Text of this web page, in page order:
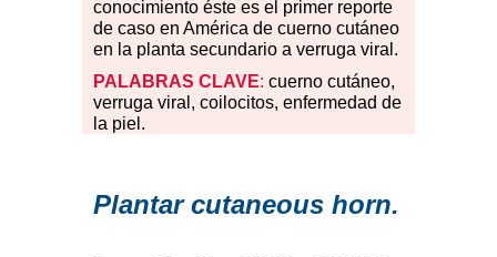
conocimiento éste es el primer reporte
de caso en América de cuerno cutáneo
en la planta secundario a verruga viral.
PALABRAS CLAVE: cuerno cutáneo,
verruga viral, coilocitos, enfermedad de
la piel.
Plantar cutaneous horn.